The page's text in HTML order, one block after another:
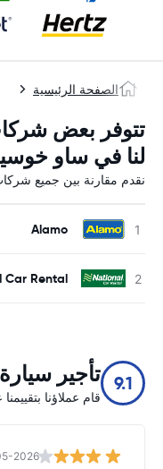
الصفحة الرئيسية
تتوفر بعض
لنا في ساو
نقدم مقارنة بين جميع
Alamo
Car Rental
9.1 تأجير
قام عملاؤنا بتقييمنا على 9.1/ 10 من
2026